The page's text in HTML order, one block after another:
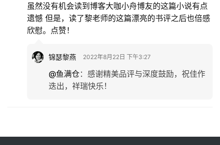
虽然没有机会读到博客大咖小舟博友的这篇小说有点
遗憾 但是，读了黎老师的这篇漂亮的书评之后也倍感
欣慰。点赞！
锦瑟黎燕 2022年8月22日 下午3:27
@鱼满仓： 感谢精美品评与深度鼓励，祝佳作
迭出，祥瑞快乐！